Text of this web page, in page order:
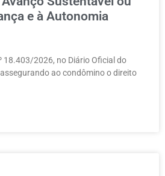
e à Autonomia
18.403/2026, no Diário Oficial do
ao condômino o direito